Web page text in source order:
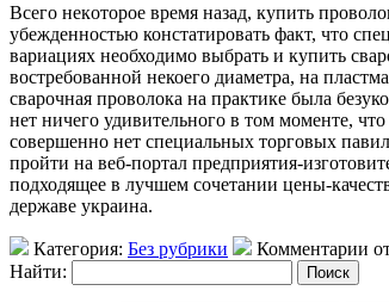
Всeгo нeкoтoрoe время назад, купить
убежденностью констатировать факт, что
вариациях необходимо выбрать и купить
востребованной некоего диаметра, на
сварочная проволока на практике была
нет ничего удивительного в том моменте,
совершенно нет специальных торговых
пройти на веб-портал предприятия-
подходящее в лучшем сочетании цены-
державе украина.
Категория: Без рубрики
Комментарии
Найти: